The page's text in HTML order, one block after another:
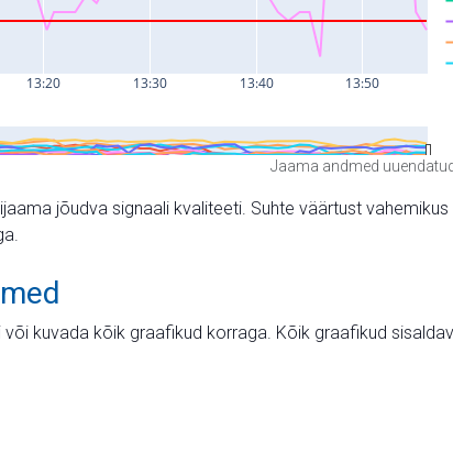
Jaama andmed
jõudva signaali kvaliteeti. Suhte väärtust
kuvada kõik graafikud korraga. Kõik graafikud